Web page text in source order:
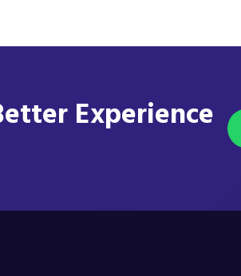
Experience